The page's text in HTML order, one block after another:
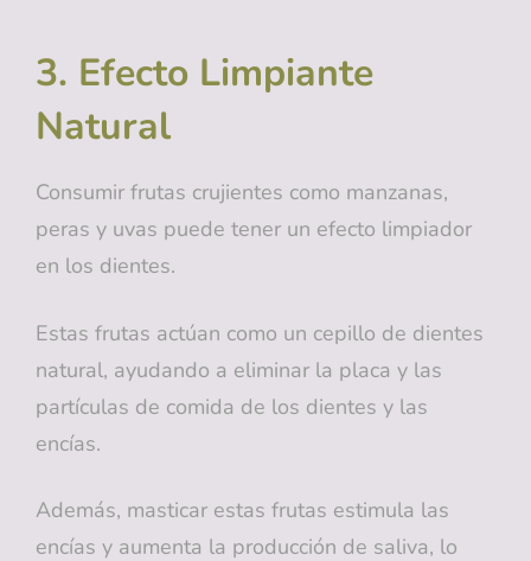
3. Efecto Limpiante
Natural
Consumir frutas crujientes como manzanas,
peras y uvas puede tener un efecto limpiador
en los dientes.
Estas frutas actúan como un cepillo de dientes
natural, ayudando a eliminar la placa y las
partículas de comida de los dientes y las
encías.
Además, masticar estas frutas estimula las
encías y aumenta la producción de saliva, lo